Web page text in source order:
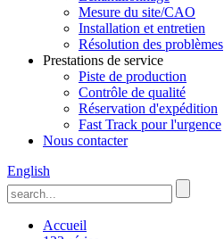
Mesure du site/CAO
Installation et entretien
Résolution des problèmes
Prestations de service
Piste de production
Contrôle de qualité
Réservation d'expédition
Fast Track pour l'urgence
Nous contacter
English
Accueil